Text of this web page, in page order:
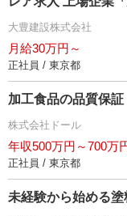
大豊建設株式会社
月給30万円～
正社員 / 東京都
加工食品の品質保
株式会社ドール
年収500万円～700万
正社員 / 東京都
未経験から始める